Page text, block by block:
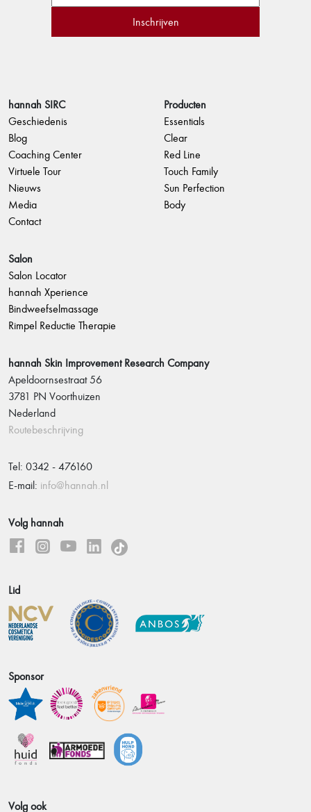
hannah SIRC
Geschiedenis
Blog
Coaching Center
Virtuele Tour
Nieuws
Media
Contact
Producten
Essentials
Clear
Red Line
Touch Family
Sun Perfection
Body
Salon
Salon Locator
hannah Xperience
Bindweefselmassage
Rimpel Reductie Therapie
hannah Skin Improvement Research Company
Apeldoornsestraat 56
3781 PN Voorthuizen
Nederland
Routebeschrijving
Tel: 0342 - 476160
E-mail: info@hannah.nl
Volg hannah
Lid
Sponsor
Volg ook